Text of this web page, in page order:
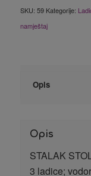
SKU: 59 Kategorije:
namještaj
Opis
Opis
STALAK
3 ladice;